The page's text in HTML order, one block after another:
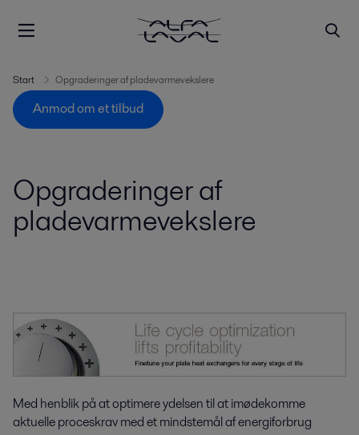
Start Opgraderinger af pladevarmevekslere
Anmod om et tilbud
Opgraderinger af
pladevarmevekslere
Med henblik på at optimere ydelsen til at imødekomme
aktuelle proceskrav med et mindstemål af energiforbrug